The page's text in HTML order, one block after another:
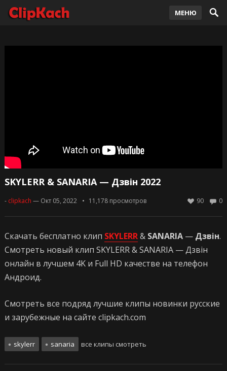
МЕНЮ
SKYLERR & SANARIA — Дзвін 2022
- clipkach — Окт 05, 2022 11,178просмотров 0
90
Скачать бесплатно клип SKYLERR& SANARIA— Дзвін.
Смотреть новый клип SKYLERR & SANARIA — Дзвін
онлайн в лучшем 4K и Full HD качестве на телефон
Андроид.
Смотреть все подряд лучшие клипы новинки русские
и зарубежные на сайте clipkach.com
skylerr sanaria все клипы смотреть